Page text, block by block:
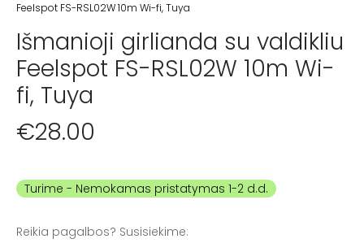
Feelspot FS-RSL02W 10m Wi-fi, Tuya
Išmanioji girlianda su valdikliu
Feelspot FS-RSL02W 10m Wi-
fi, Tuya
€28.00
Turime
Reikia pagalbos? Susisiekime: